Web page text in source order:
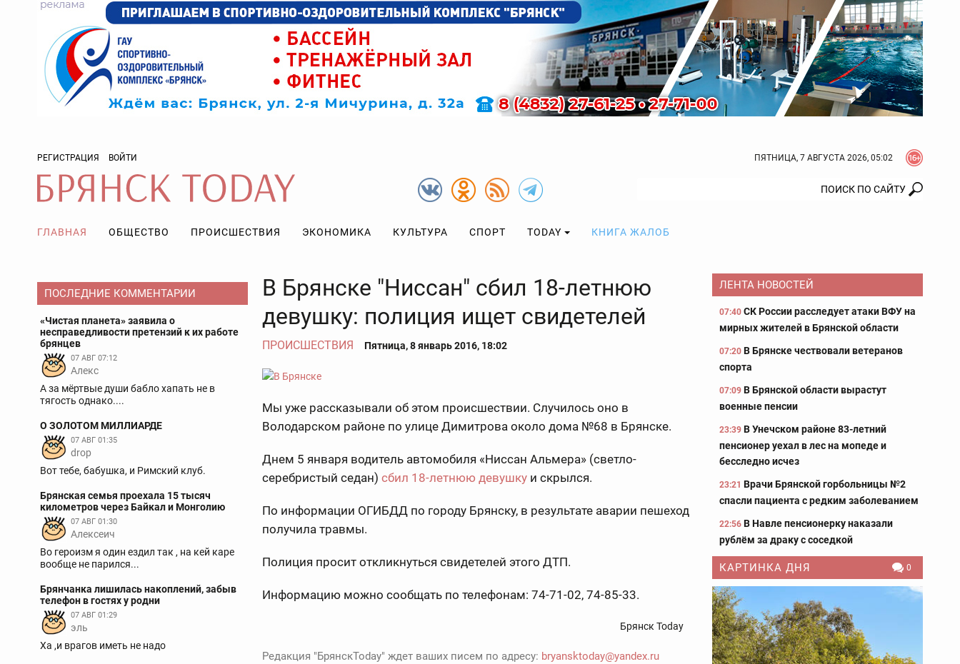
РЕГИСТРАЦИЯ ВОЙТИ ПЯТНИЦА, 7 АВГУСТА 2026, 05:02
ГЛАВНАЯ ОБЩЕСТВО ПРОИСШЕСТВИЯ ЭКОНОМИКА КУЛЬТУРА СПОРТ TODAY КНИГА ЖАЛОБ
ПОСЛЕДНИЕ КОММЕНТАРИИ
«Чистая планета» заявила о
несправедливости претензий к их работе
брянцев
07 АВГ 07:12
Aлекс
А за мёртвые души бабло хапать не в
тягость однако....
О ЗОЛОТОМ МИЛЛИАРДЕ
07 АВГ 01:35
drop
Вот тебе, бабушка, и Римский клуб.
Брянская семья проехала 15 тысяч
километров через Байкал и Монголию
07 АВГ 01:30
Алексеич
Во героизм я один ездил так , на кей каре
вообще не парился...
Брянчанка лишилась накоплений, забыв
телефон в гостях у родни
07 АВГ 01:29
эль
Ха ,и врагов иметь не надо
В Брянске "Ниссан" сбил 18-летнюю
девушку: полиция ищет свидетелей
ПРОИСШЕСТВИЯ Пятница, 8 январь 2016, 18:02
Мы уже рассказывали об этом происшествии. Случилось оно в
Володарском районе по улице Димитрова около дома №68 в Брянске.
Днем 5 января водитель автомобиля «Ниссан Альмера» (светло-
серебристый седан) сбил 18-летнюю девушку и скрылся.
По информации ОГИБДД по городу Брянску, в результате аварии пешеход
получила травмы.
Полиция просит откликнуться свидетелей этого ДТП.
Информацию можно сообщать по телефонам: 74-71-02, 74-85-33.
Брянск Today
Редакция "БрянскToday" ждет ваших писем по адресу: bryansktoday@yandex.ru
ЛЕНТА НОВОСТЕЙ
07:40 СК России расследует атаки ВФУ на
мирных жителей в Брянской области
07:20 В Брянске чествовали ветеранов
спорта
07:09 В Брянской области вырастут
военные пенсии
23:39 В Унечском районе 83-летний
пенсионер уехал в лес на мопеде и
бесследно исчез
23:21 Врачи Брянской горбольницы №2
спасли пациента с редким заболеванием
22:56 В Навле пенсионерку наказали
рублём за драку с соседкой
КАРТИНКА ДНЯ 0